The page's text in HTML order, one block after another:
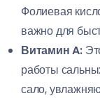
Фолиевая
важно для
Витамин A:
работы
сало,